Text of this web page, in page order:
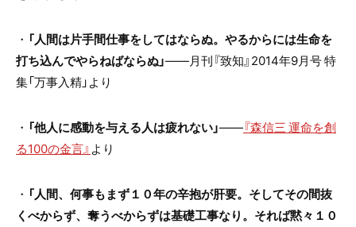
・ 「人間は片手間仕事をしてはならぬ。やるからには生命を
打ち込んでやらねばならぬ」――月刊『致知』2014年9月号 特
集「万事入精」より
・ 「他人に感動を与える人は疲れない」――『森信三 運命を創
る100の金言』 より
・ 「人間、何事もまず１０年の辛抱が肝要。そしてその間抜
くべからず、奪うべからずは基礎工事なり。それば黙々１０